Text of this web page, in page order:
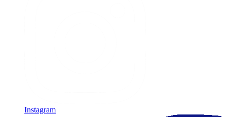
Instagram